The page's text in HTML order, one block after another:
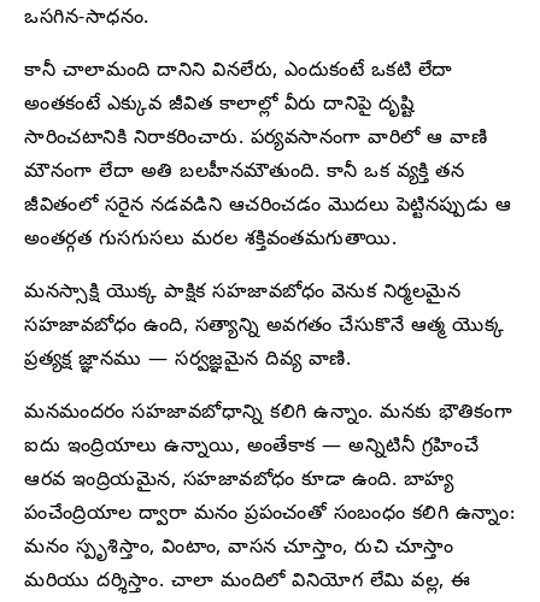
ఒసగిన-సాధనం.
కానీ చాలామంది దానిని వినలేరు, ఎందుకంటే ఒకటి లేదా
అంతకంటే ఎక్కువ జీవిత కాలాల్లో వీరు దానిపై దృష్టి
సారించటానికి నిరాకరించారు. పర్యవసానంగా వారిలో ఆ వాణి
మౌనంగా లేదా అతి బలహీనమౌతుంది. కానీ ఒక వ్యక్తి తన
జీవితంలో సరైన నడవడిని ఆచరించడం మొదలు పెట్టినప్పుడు ఆ
అంతర్గత గుసగుసలు మరల శక్తివంతమగుతాయి.
మనస్సాక్షి యొక్క పాక్షిక సహజావబోధం వెనుక నిర్మలమైన
సహజావబోధం ఉంది, సత్యాన్ని అవగతం చేసుకొనే ఆత్మ యొక్క
ప్రత్యక్ష జ్ఞానము — సర్వజ్ఞమైన దివ్య వాణి.
మనమందరం సహజావబోధాన్ని కలిగి ఉన్నాం. మనకు భౌతికంగా
ఐదు ఇంద్రియాలు ఉన్నాయి, అంతేకాక — అన్నిటినీ గ్రహించే
ఆరవ ఇంద్రియమైన, సహజావబోధం కూడా ఉంది. బాహ్య
పంచేంద్రియాల ద్వారా మనం ప్రపంచంతో సంబంధం కలిగి ఉన్నాం:
మనం స్పృశిస్తాం, వింటాం, వాసన చూస్తాం, రుచి చూస్తాం
మరియు దర్శిస్తాం. చాలా మందిలో వినియోగ లేమి వల్ల, ఈ